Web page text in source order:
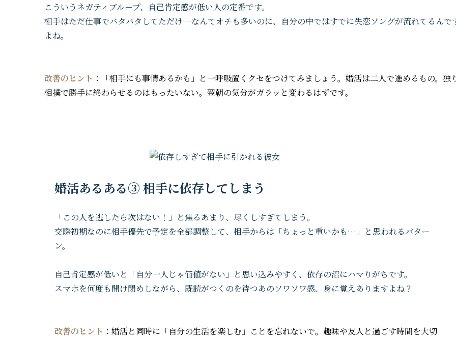
こういうネガティブループ、自己肯定感が低い人の定番です。
相手はただ仕事でバタバタしてただけ…なんてオチも多いのに、自分の中ではすでに失恋ソングが流れてるんで
よね。
改善のヒント ：「相手にも事情あるかも」と一呼吸置くクセをつけてみましょう。婚活は二人で進めるもの。独
相撲で勝手に終わらせるのはもったいない。翌朝の気分がガラッと変わるはずです。
婚活あるある③ 相手に依存してしまう
「この人を逃したら次はない！」と焦るあまり、尽くしすぎてしまう。
交際初期なのに相手優先で予定を全部調整して、相手からは「ちょっと重いかも…」と思われるパター
ン。
自己肯定感が低いと「自分一人じゃ価値がない」と思い込みやすく、依存の沼にハマりがちです。
スマホを何度も開け閉めしながら、既読がつくのを待つあのソワソワ感、身に覚えありますよね？
改善のヒント ：婚活と同時に「自分の生活を楽しむ」ことを忘れないで。趣味や友人と過ごす時間を大切